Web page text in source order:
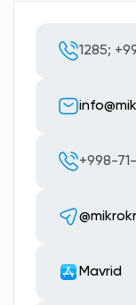
1285;
+998-
Мavrid